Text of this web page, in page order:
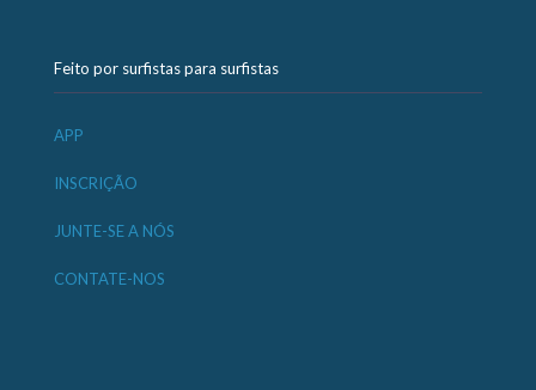
Feito por surfistas para surfistas
APP
INSCRIÇÃO
JUNTE-SE A NÓS
CONTATE-NOS